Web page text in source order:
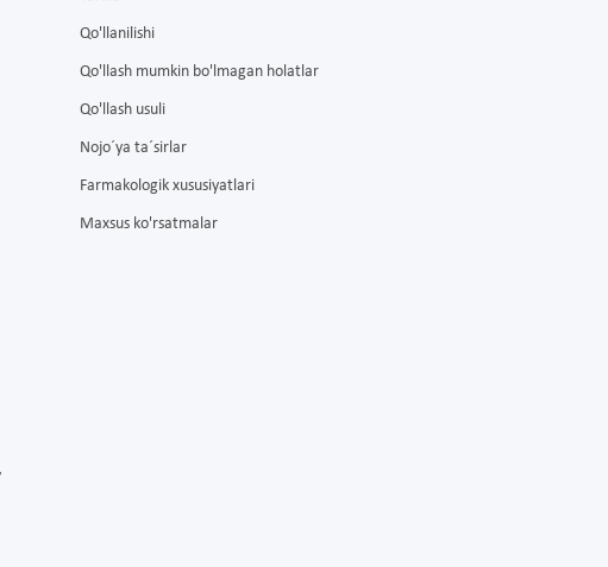
Qo'llanilishi
Qo'llash mumkin bo'lmagan holatlar
Qo'llash usuli
Nojo´ya ta´sirlar
Farmakologik xususiyatlari
Maxsus ko'rsatmalar